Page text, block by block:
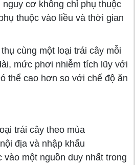
cơ không chỉ phụ thuộc
thuộc vào liều và thời gian
cùng một loại trái cây mỗi
mức phơi nhiễm tích lũy với
thể cao hơn so với chế độ ăn
trái cây theo mùa
địa và nhập khẩu
vào một nguồn duy nhất trong